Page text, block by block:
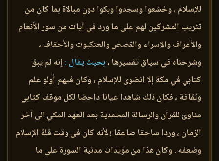
للإسلام ، وخشعوا وسجدوا وبكوا دون مبالاة بما كان من
تثريب المشركين لهم على ما ورد في آيات من سور الأنعام
والأعراف والإسراء والقصص والعنكبوت والأحقاف ،
وشرحناه في سياق تفسيرها ،بحيث يقال :إنه لم يبق
كتابي في مكة إلا انضوى للإسلام ، وكان فيهم أولو علم
وثقافة ، فكان ذلك شاهدا عيانا داحضا لكل موقف كتابي
مناوئ للقرآن والرسالة المحمدية بعد العهد المكي إلى آخر
الزمان ، وردا ساحقا صاعقا ؛ لأنه كان في وقت قلة الإسلام
وضعفه . وكان هذا من مؤيدات مدنية السورة على ما